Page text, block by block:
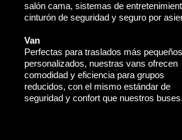
salón cama, sistemas de
cinturón de seguridad y seguro por
Van
Perfectas para traslados más
personalizados, nuestras vans ofrecen
comodidad y eficiencia para grupos
reducidos, con el mismo estándar de
seguridad y confort que nuestros buses.